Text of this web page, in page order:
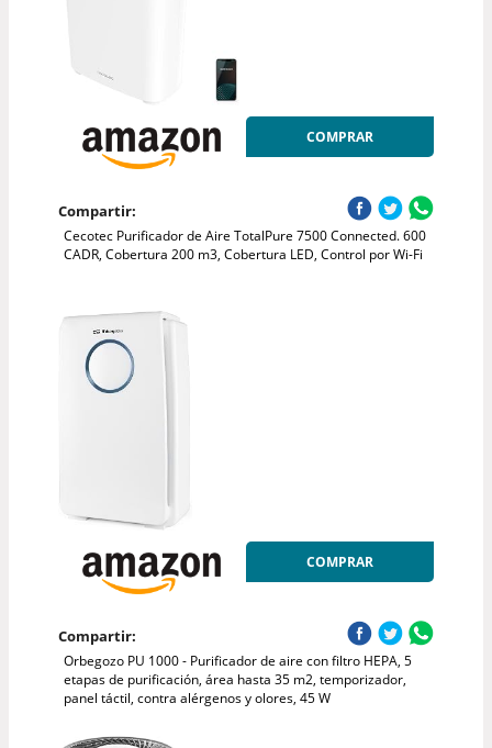
COMPRAR
Compartir:
Cecotec Purificador de Aire TotalPure 7500 Connected. 600
CADR, Cobertura 200 m3, Cobertura LED, Control por Wi-Fi
COMPRAR
Compartir:
Orbegozo PU 1000 - Purificador de aire con filtro HEPA, 5
etapas de purificación, área hasta 35 m2, temporizador,
panel táctil, contra alérgenos y olores, 45 W